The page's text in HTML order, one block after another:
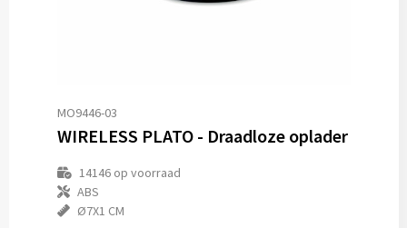
MO9446-03
WIRELESS PLATO - Draadloze oplader
14146op voorraad
ABS
Ø7X1 CM